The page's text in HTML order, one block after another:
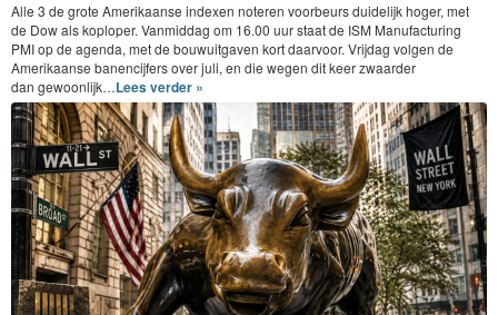
Alle 3 de grote Amerikaanse index­en noteren voor­beurs duidelijk hoger, met
de Dow als koplop­er. Van­mid­dag om 16.00 uur staat de ISM Man­u­fac­tur­ing
PMIop de agen­da, met de bouwuit­gaven kort daar­voor. Vri­jdag vol­gen de
Amerikaanse banen­ci­jfers over juli, en die wegen dit keer zwaarder
dan gewoonlijk…Lees verder »